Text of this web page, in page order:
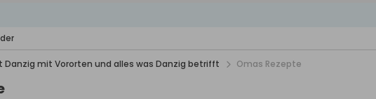
Danzig mit Vororten und alles was Danzig betrifft Omas Rezepte